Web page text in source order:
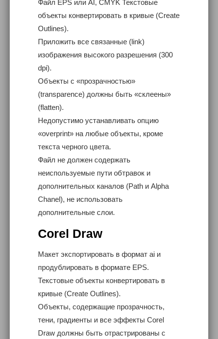
Файл EPS или AI, CMYK Текстовые
объекты конвертировать в кривые (Create
Outlines).
Приложить все связанные (link)
изображения высокого разрешения (300
dpi).
Объекты с «прозрачностью»
(transparence) должны быть «склеены»
(flatten).
Недопустимо устанавливать опцию
«overprint» на любые объекты, кроме
текста черного цвета.
Файл не должен содержать
неиспользуемые пути обтравок и
дополнительных каналов (Path и Alpha
Chanel), не использовать
дополнительные слои.
Corel Draw
Макет экспортировать в формат ai и
продублировать в формате EPS.
Текстовые объекты конвертировать в
кривые (Create Outlines).
Объекты, содержащие прозрачность,
тени, градиенты и все эффекты Corel
Draw должны быть отрастрированы с